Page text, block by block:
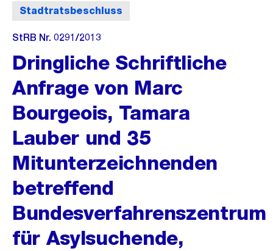
Stadtratsbeschluss
StRB Nr. 0291/2013
Dringliche Schriftliche
Anfrage von Marc
Bourgeois, Tamara
Lauber und 35
Mitunterzeichnenden
betreffend
Bundesverfahrenszentrum
für Asylsuchende,